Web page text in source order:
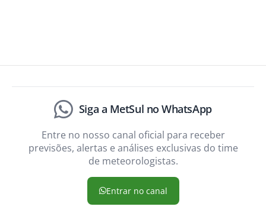
Siga a MetSul no WhatsApp
Entre no nosso canal oficial para receber
previsões, alertas e análises exclusivas do time
de meteorologistas.
Entrar no canal